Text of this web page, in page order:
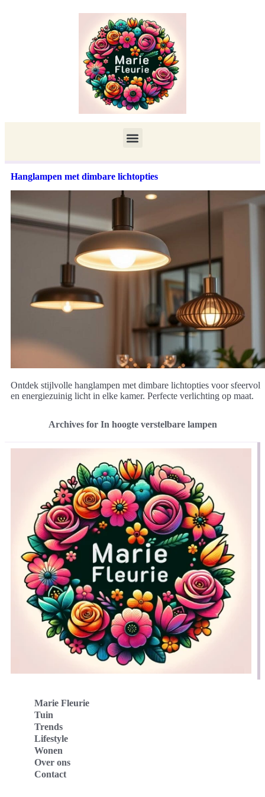
Hanglampen met dimbare lichtopties
Ontdek stijlvolle hanglampen met dimbare lichtopties voor sfeervol
en energiezuinig licht in elke kamer. Perfecte verlichting op maat.
Archives for In hoogte verstelbare lampen
Marie Fleurie
Tuin
Trends
Lifestyle
Wonen
Over ons
Contact